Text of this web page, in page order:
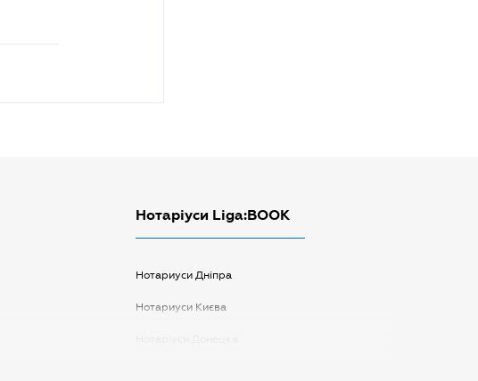
Нотаріуси Liga:BOOK
Нотариуси Дніпра
Нотариуси Києва